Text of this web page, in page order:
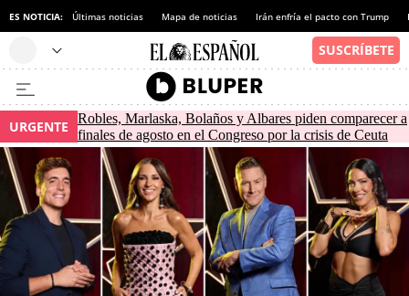
ES NOTICIA: Últimas noticias Mapa de noticias Irán enfría el pacto con Trump
URGENTE
Robles, Marlaska, Bolaños y Albares piden comparecer a
finales de agosto en el Congreso por la crisis de Ceuta